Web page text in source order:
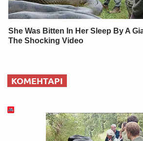
She Was Bitten In Her Sleep By A
The Shocking Video
КОМЕНТАРІ